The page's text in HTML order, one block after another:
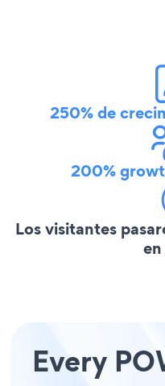
250% de
200%
Los visitantes
Every